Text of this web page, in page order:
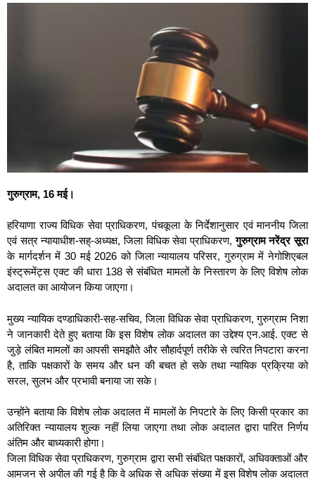
गुरुग्राम, 16 मई।
हरियाणा राज्य विधिक सेवा प्राधिकरण, पंचकूला के निर्देशानुसार एवं माननीय जिला
एवं सत्र न्यायाधीश-सह्-अध्यक्ष, जिला विधिक सेवा प्राधिकरण,गुरुग्राम नरेंद्र सूरा
के मार्गदर्शन में 30 मई 2026 को जिला न्यायालय परिसर, गुरुग्राम में नेगोशिएबल
इंस्ट्रूमेंट्स एक्ट की धारा 138 से संबंधित मामलों के निस्तारण के लिए विशेष लोक
अदालत का आयोजन किया जाएगा।
मुख्य न्यायिक दण्डाधिकारी-सह-सचिव, जिला विधिक सेवा प्राधिकरण, गुरुग्राम निशा
ने जानकारी देते हुए बताया कि इस विशेष लोक अदालत का उद्देश्य एन.आई. एक्ट से
जुड़े लंबित मामलों का आपसी समझौते और सौहार्दपूर्ण तरीके से त्वरित निपटारा करना
है, ताकि पक्षकारों के समय और धन की बचत हो सके तथा न्यायिक प्रक्रिया को
सरल, सुलभ और प्रभावी बनाया जा सके।
उन्होंने बताया कि विशेष लोक अदालत में मामलों के निपटारे के लिए किसी प्रकार का
अतिरिक्त न्यायालय शुल्क नहीं लिया जाएगा तथा लोक अदालत द्वारा पारित निर्णय
अंतिम और बाध्यकारी होगा।
जिला विधिक सेवा प्राधिकरण, गुरुग्राम द्वारा सभी संबंधित पक्षकारों, अधिवक्ताओं और
आमजन से अपील की गई है कि वे अधिक से अधिक संख्या में इस विशेष लोक अदालत